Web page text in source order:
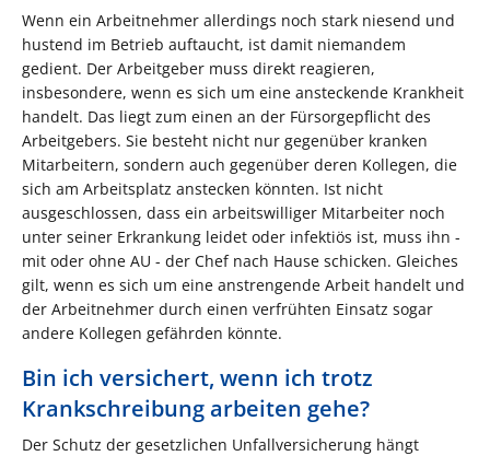
Wenn ein Arbeitnehmer allerdings noch stark niesend und
hustend im Betrieb auftaucht, ist damit niemandem
gedient. Der Arbeitgeber muss direkt reagieren,
insbesondere, wenn es sich um eine ansteckende Krankheit
handelt. Das liegt zum einen an der Fürsorgepflicht des
Arbeitgebers. Sie besteht nicht nur gegenüber kranken
Mitarbeitern, sondern auch gegenüber deren Kollegen, die
sich am Arbeitsplatz anstecken könnten. Ist nicht
ausgeschlossen, dass ein arbeitswilliger Mitarbeiter noch
unter seiner Erkrankung leidet oder infektiös ist, muss ihn -
mit oder ohne AU - der Chef nach Hause schicken. Gleiches
gilt, wenn es sich um eine anstrengende Arbeit handelt und
der Arbeitnehmer durch einen verfrühten Einsatz sogar
andere Kollegen gefährden könnte.
Bin ich versichert, wenn ich trotz
Krankschreibung arbeiten gehe?
Der Schutz der gesetzlichen Unfallversicherung hängt